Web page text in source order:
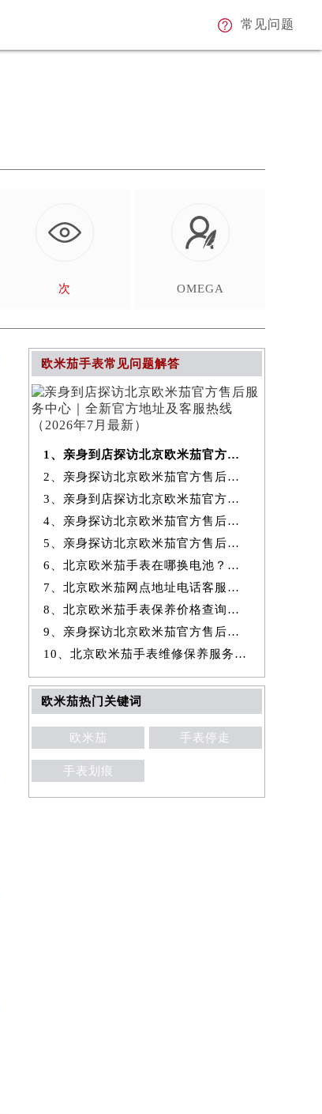
常见问题
次
OMEGA
欧米茄手表常见问题解答
1、亲身到店探访北京欧米茄官方售后服务中心｜全新官方地址及客服热线
2、亲身探访北京欧米茄官方售后服务中心｜最新热线和全部维修地址（2026
3、亲身到店探访北京欧米茄官方售后服务中心｜地址及官方联系电话（2026
4、亲身探访北京欧米茄官方售后服务中心｜全新地址与售后热线（2026年7
5、亲身探访北京欧米茄官方售后服务中心｜详细网点地址与售后热线（2026
6、北京欧米茄手表在哪换电池？专业售后维修服务指南权威公示（2026年7
7、北京欧米茄网点地址电话客服查询与售后维修保养服务权威公示（2026
8、北京欧米茄手表保养价格查询费用明细权威公示（2026年7月最新）
9、亲身探访北京欧米茄官方售后服务中心｜详细地址及服务电话（2026年7
10、北京欧米茄手表维修保养服务权威公示（2026年7月最新）
欧米茄热门关键词
欧米茄 手表停走
手表划痕